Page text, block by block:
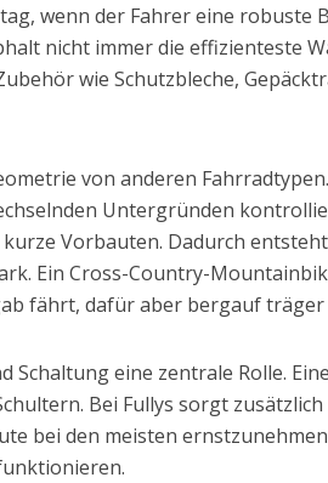
wenn der Fahrer eine robuste
nicht immer die effizienteste
wie Schutzbleche,
von anderen
Untergründen
Vorbauten. Dadurch
Ein Cross-Country-
fährt, dafür aber bergauf träger
eine zentrale Rolle.
Bei Fullys sorgt
bei den meisten